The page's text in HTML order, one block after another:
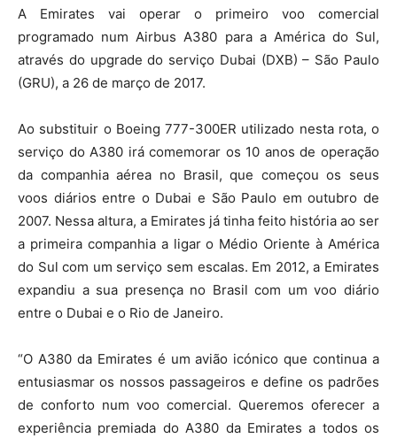
A Emirates vai operar o primeiro voo comercial
programado num Airbus A380 para a América do Sul,
através do upgrade do serviço Dubai (DXB) – São Paulo
(GRU), a 26 de março de 2017.
Ao substituir o Boeing 777-300ER utilizado nesta rota, o
serviço do A380 irá comemorar os 10 anos de operação
da companhia aérea no Brasil, que começou os seus
voos diários entre o Dubai e São Paulo em outubro de
2007. Nessa altura, a Emirates já tinha feito história ao ser
a primeira companhia a ligar o Médio Oriente à América
do Sul com um serviço sem escalas. Em 2012, a Emirates
expandiu a sua presença no Brasil com um voo diário
entre o Dubai e o Rio de Janeiro.
“O A380 da Emirates é um avião icónico que continua a
entusiasmar os nossos passageiros e define os padrões
de conforto num voo comercial. Queremos oferecer a
experiência premiada do A380 da Emirates a todos os